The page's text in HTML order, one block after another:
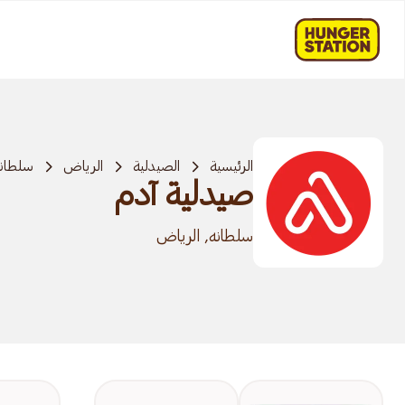
الرئيسية الصيدلية الرياض
صيدلية آدم
سلطانه, الرياض